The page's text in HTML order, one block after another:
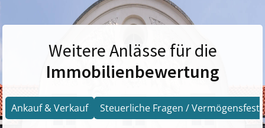
Weitere Anlässe für die
Immobilienbewertung
Ankauf & Verkauf Steuerliche Fragen /